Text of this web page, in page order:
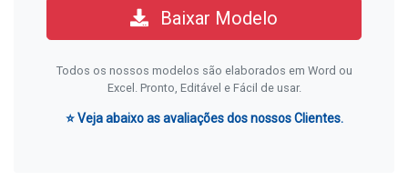
Baixar Modelo
Todos os nossos modelos são elaborados em Word ou
Excel. Pronto, Editável e Fácil de usar.
⭐ Veja abaixo as avaliações dos nossos Clientes.